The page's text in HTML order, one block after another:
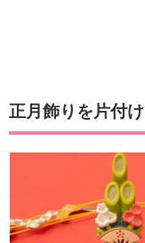
正月飾りを片付